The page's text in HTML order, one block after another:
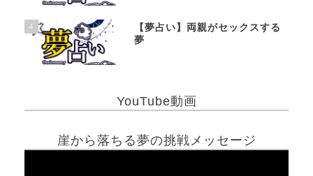
4
【夢占い】両親がセックスする
夢
YouTube動画
崖から落ちる夢の挑戦メッセージ